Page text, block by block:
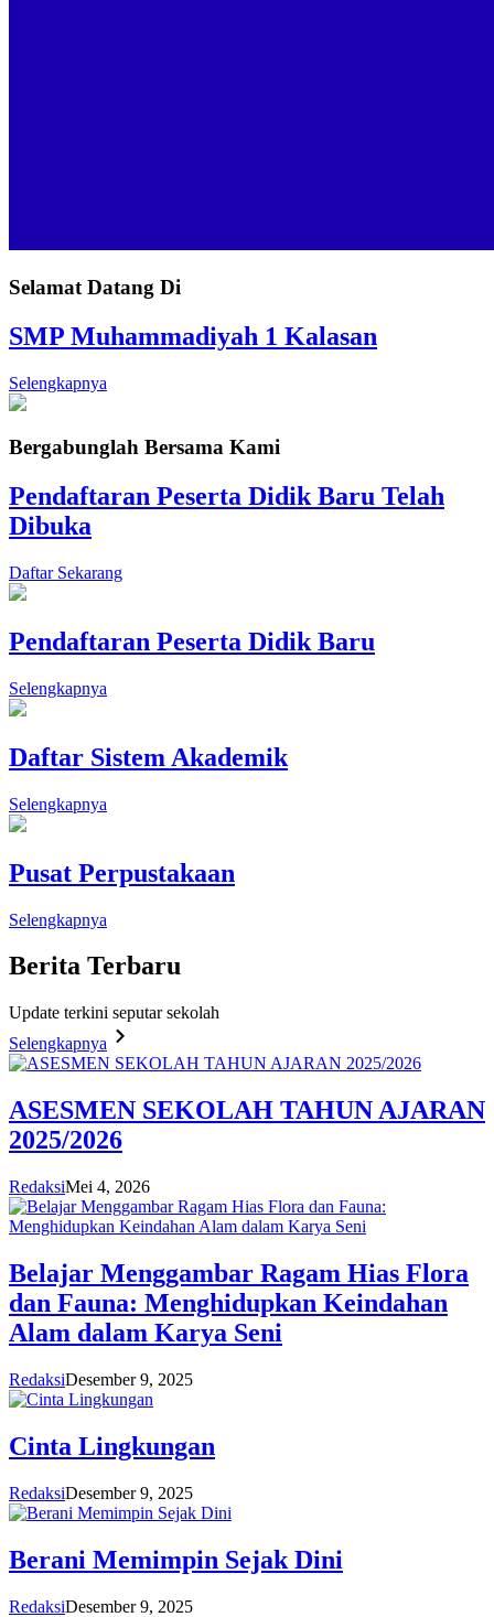
Selamat Datang Di
SMP Muhammadiyah 1 Kalasan
Selengkapnya
Bergabunglah Bersama Kami
Pendaftaran Peserta Didik Baru Telah
Dibuka
Daftar Sekarang
Pendaftaran Peserta Didik Baru
Selengkapnya
Daftar Sistem Akademik
Selengkapnya
Pusat Perpustakaan
Selengkapnya
Berita Terbaru
Update terkini seputar sekolah
Selengkapnya
ASESMEN SEKOLAH TAHUN AJARAN
2025/2026
RedaksiMei 4, 2026
Belajar Menggambar Ragam Hias Flora
dan Fauna: Menghidupkan Keindahan
Alam dalam Karya Seni
RedaksiDesember 9, 2025
Cinta Lingkungan
RedaksiDesember 9, 2025
Berani Memimpin Sejak Dini
RedaksiDesember 9, 2025